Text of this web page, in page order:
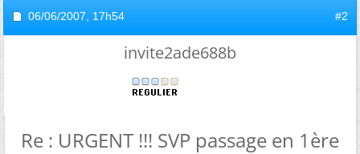
06/06/2007, 17h54 #2
invite2ade688b
Re : URGENT !!! SVP passage en 1ère